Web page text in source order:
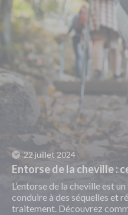
22 juillet 2024
Entorse de la cheville :
L’entorse de la cheville est
conduire à des séquelles et
traitement. Découvrez